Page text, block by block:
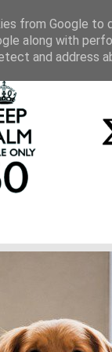
ΟΜΟΡΦΗ ΚΑΙ
from Google to
along with
and address